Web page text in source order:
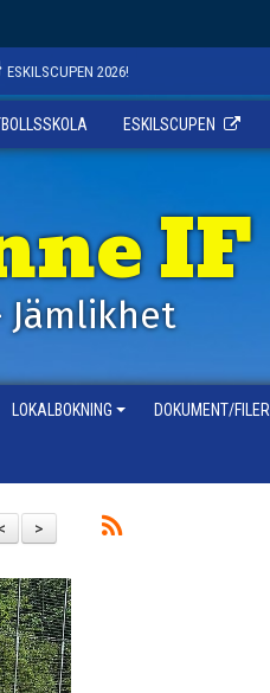
ESKILSCUPEN 2026!
ESKILSCUPEN
IF
Jämlikhet
LOKALBOKNING DOKUMENT/FILER
>